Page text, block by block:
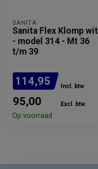
SANITA
Sanita Flex Klomp wit
- model 314 - Mt 36
t/m 39
114,95 Incl. btw
95,00 Excl. btw
Op voorraad